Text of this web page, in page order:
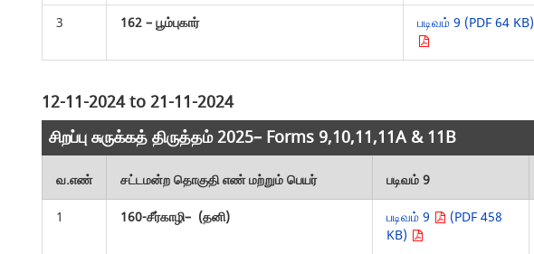
3 162 – பூம்புகார் படிவம் 9 (PDF 64 KB)
12-11-2024 to 21-11-2024
சிறப்பு சுருக்கத் திருத்தம் 2025– Forms 9,10,11,11A & 11B
வ.எண் சட்டமன்ற தொகுதி எண் மற்றும் பெயர் படிவம் 9
1
160-சீர்காழி– (தனி) படிவம் 9
(PDF 458
KB)